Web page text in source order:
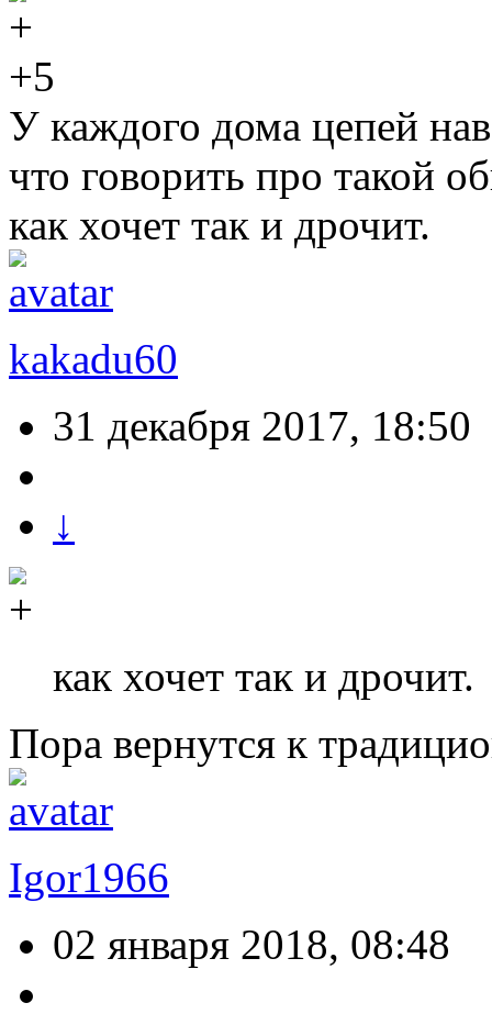
+5
У каждого дома цепей
что говорить про такой
как хочет так и дрочит.
kakadu60
31 декабря 2017, 18:50
↓
как хочет так и дрочит.
Пора вернутся к
Igor1966
02 января 2018, 08:48